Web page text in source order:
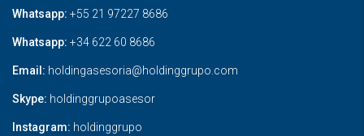
Whatsapp: +55 21 97227 8686
Whatsapp: +34 622 60 8686
Email: holdingasesoria@holdinggrupo.com
Skype: holdinggrupoasesor
Instagram: holdinggrupo